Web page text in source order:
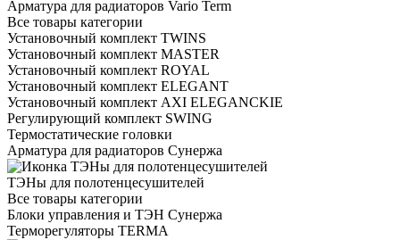
Арматура для радиаторов Vario Term
Все товары категории
Установочный комплект TWINS
Установочный комплект MASTER
Установочный комплект ROYAL
Установочный комплект ELEGANT
Установочный комплект AXI ELEGANCKIE
Регулирующий комплект SWING
Термостатические головки
Арматура для радиаторов Сунержа
ТЭНы для полотенцесушителей
Все товары категории
Блоки управления и ТЭН Сунержа
Терморегуляторы TERMA